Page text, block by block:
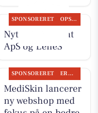
SPONSORERET OPSLAGSTAVLEN
Nyt fra Fairpaint
ApS og LeneS
SPONSORERET ERHVERV
MediSkin lancerer
ny webshop med